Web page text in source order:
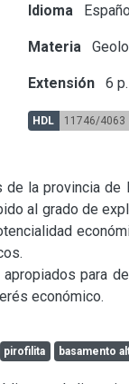
Idioma
Materia
Extensión 6 p.
HDL 11746/4063
la provincia de
al grado de
para
económico.
pirofilita basamento